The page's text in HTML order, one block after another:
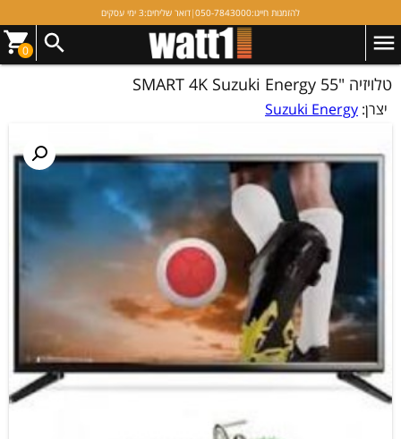
להזמנות חייגו:050-7843000
|דואר שליחים:3 ימי עסקים
0
טלויזיה "55 SMART 4K Suzuki Energy
יצרן: Suzuki Energy